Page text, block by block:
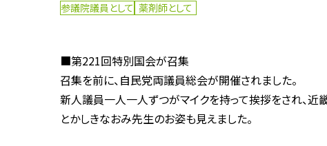
参議院議員として 薬剤師として
■第221回特別国会が召集
召集を前に、自民党両議員総会が開催されました。
新人議員一人一人ずつがマイクを持って挨拶をされ、近
とかしきなおみ先生のお姿も見えました。